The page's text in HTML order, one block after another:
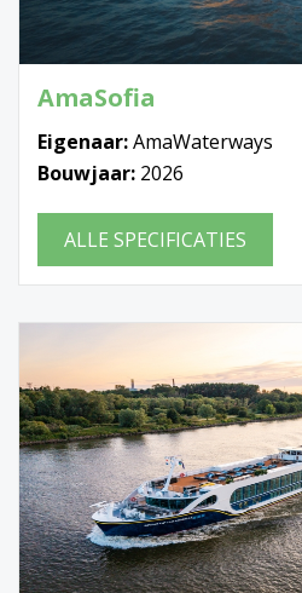
AmaSofia
Eigenaar:AmaWaterways
Bouwjaar: 2026
ALLE SPECIFICATIES